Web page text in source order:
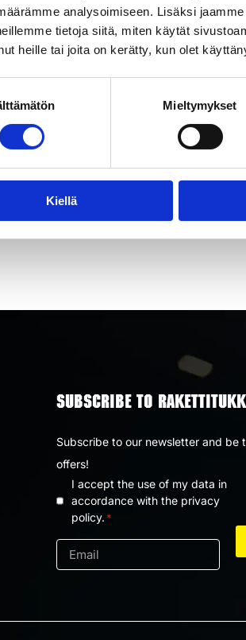
analysoimiseen. Lisäksi
tietoja siitä, miten käytät
heille tai joita on kerätty, kun olet
Mieltymykset
Kiellä
SUBSCRIBE TO
Subscribe to our newsletter and
offers!
Privacy
policy
*
I accept the use of my data in
accordance with the privacy
policy. *
Email